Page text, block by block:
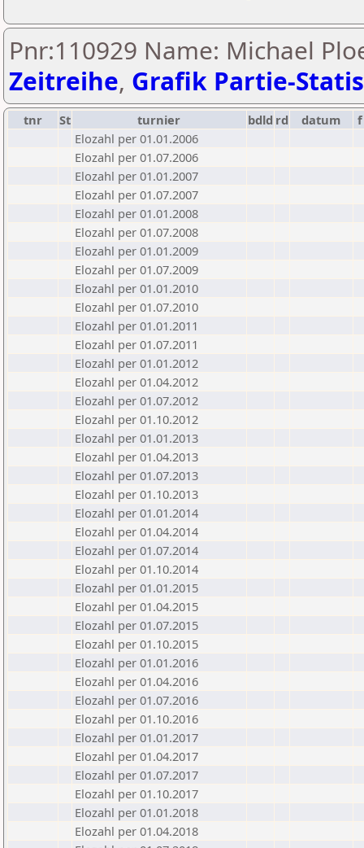
Pnr:110929 Name: Michael
Zeitreihe, Grafik Partie-
tnr St turnier bdld rd datum
f
Elozahl per 01.01.2006
Elozahl per 01.07.2006
Elozahl per 01.01.2007
Elozahl per 01.07.2007
Elozahl per 01.01.2008
Elozahl per 01.07.2008
Elozahl per 01.01.2009
Elozahl per 01.07.2009
Elozahl per 01.01.2010
Elozahl per 01.07.2010
Elozahl per 01.01.2011
Elozahl per 01.07.2011
Elozahl per 01.01.2012
Elozahl per 01.04.2012
Elozahl per 01.07.2012
Elozahl per 01.10.2012
Elozahl per 01.01.2013
Elozahl per 01.04.2013
Elozahl per 01.07.2013
Elozahl per 01.10.2013
Elozahl per 01.01.2014
Elozahl per 01.04.2014
Elozahl per 01.07.2014
Elozahl per 01.10.2014
Elozahl per 01.01.2015
Elozahl per 01.04.2015
Elozahl per 01.07.2015
Elozahl per 01.10.2015
Elozahl per 01.01.2016
Elozahl per 01.04.2016
Elozahl per 01.07.2016
Elozahl per 01.10.2016
Elozahl per 01.01.2017
Elozahl per 01.04.2017
Elozahl per 01.07.2017
Elozahl per 01.10.2017
Elozahl per 01.01.2018
Elozahl per 01.04.2018